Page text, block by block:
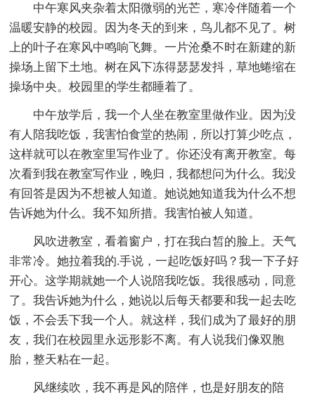
中午寒风夹杂着太阳微弱的光芒，寒冷伴随着一个
温暖安静的校园。因为冬天的到来，鸟儿都不见了。树
上的叶子在寒风中鸣响飞舞。一片沧桑不时在新建的新
操场上留下土地。树在风下冻得瑟瑟发抖，草地蜷缩在
操场中央。校园里的学生都睡着了。
中午放学后，我一个人坐在教室里做作业。因为没
有人陪我吃饭，我害怕食堂的热闹，所以打算少吃点，
这样就可以在教室里写作业了。你还没有离开教室。每
次看到我在教室写作业，晚归，我都想问为什么。我没
有回答是因为不想被人知道。她说她知道我为什么不想
告诉她为什么。我不知所措。我害怕被人知道。
风吹进教室，看着窗户，打在我白皙的脸上。天气
非常冷。她拉着我的.手说，一起吃饭好吗？我一下子好
开心。这学期就她一个人说陪我吃饭。我很感动，同意
了。我告诉她为什么，她说以后每天都要和我一起去吃
饭，不会丢下我一个人。就这样，我们成为了最好的朋
友，我们在校园里永远形影不离。有人说我们像双胞
胎，整天粘在一起。
风继续吹，我不再是风的陪伴，也是好朋友的陪